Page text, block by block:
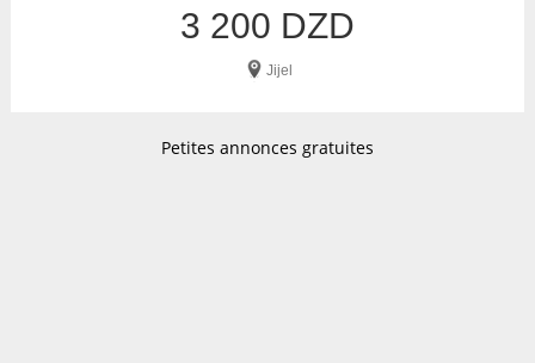
3 200 DZD
Jijel
Petites annonces gratuites